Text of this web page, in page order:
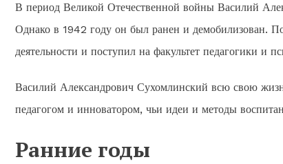
В период Великой Отечественной войны Василий
Однако в 1942 году он был ранен и демобилизован.
деятельности и поступил на факультет педагогики и
Василий Александрович Сухомлинский всю свою
педагогом и инноватором, чьи идеи и методы
Ранние годы